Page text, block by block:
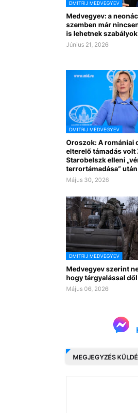
DMITRIJ MEDVEGYEV
Medvegyev: a
szemben már
is lehetnek szabályok
Június 21, 2026
DMITRIJ MEDVEGYEV
Oroszok: A romániai
elterelő támadás volt
Starobelszk elleni
terrortámadása” után
Május 30, 2026
DMITRIJ MEDVEGYEV
Medvegyev szerint
hogy tárgyalással
Május 06, 2026
MEGJEGYZÉS